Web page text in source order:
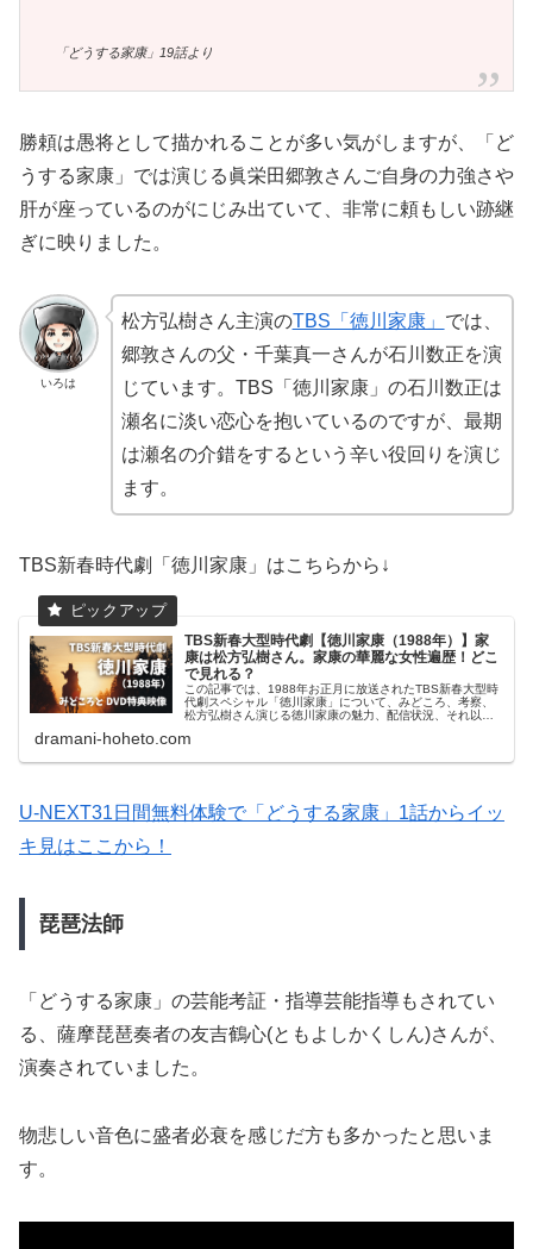
「どうする家康」19話より
勝頼は愚将として描かれることが多い気がしますが、「ど
うする家康」では演じる眞栄田郷敦さんご自身の力強さや
肝が座っているのがにじみ出ていて、非常に頼もしい跡継
ぎに映りました。
いろは
松方弘樹さん主演のTBS「徳川家康」 では、
郷敦さんの父・千葉真一さんが石川数正を演
じています。TBS「徳川家康」の石川数正は
瀬名に淡い恋心を抱いているのですが、最期
は瀬名の介錯をするという辛い役回りを演じ
ます。
TBS新春時代劇「徳川家康」はこちらから↓
TBS新春大型時代劇【徳川家康（1988年）】家
康は松方弘樹さん。家康の華麗な女性遍歴！どこ
で見れる？
この記事では、1988年お正月に放送されたTBS新春大型時
代劇スペシャル「徳川家康」について、みどころ、考察、
松方弘樹さん演じる徳川家康の魅力、配信状況、それ以外
家康」で描かれた時代は桶狭...
dramani-hoheto.com
U-NEXT31日間無料体験で「どうする家康」1話からイッ
キ見はここから！
琵琶法師
「どうする家康」の芸能考証・指導芸能指導もされてい
る、薩摩琵琶奏者の友吉鶴心(ともよしかくしん)さんが、
演奏されていました。
物悲しい音色に盛者必衰を感じだ方も多かったと思いま
す。